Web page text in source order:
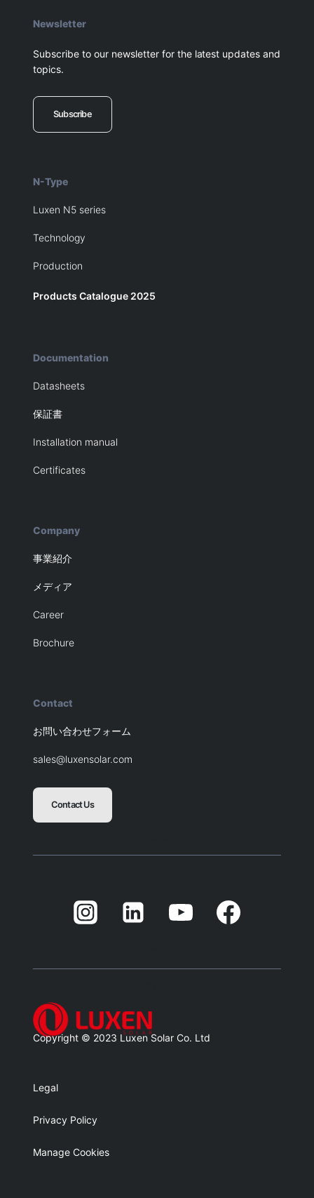
Newsletter
Subscribe to our newsletter for the latest updates and
topics.
Subscribe
N-Type
Luxen N5 series
Technology
Production
Products Catalogue 2025
Documentation
Datasheets
保証書
Installation manual
Certificates
Company
事業紹介
メディア
Career
Brochure
Contact
お問い合わせフォーム
sales@luxensolar.com
Contact Us
Copyright © 2023 Luxen Solar Co. Ltd
Legal
Privacy Policy
Manage Cookies